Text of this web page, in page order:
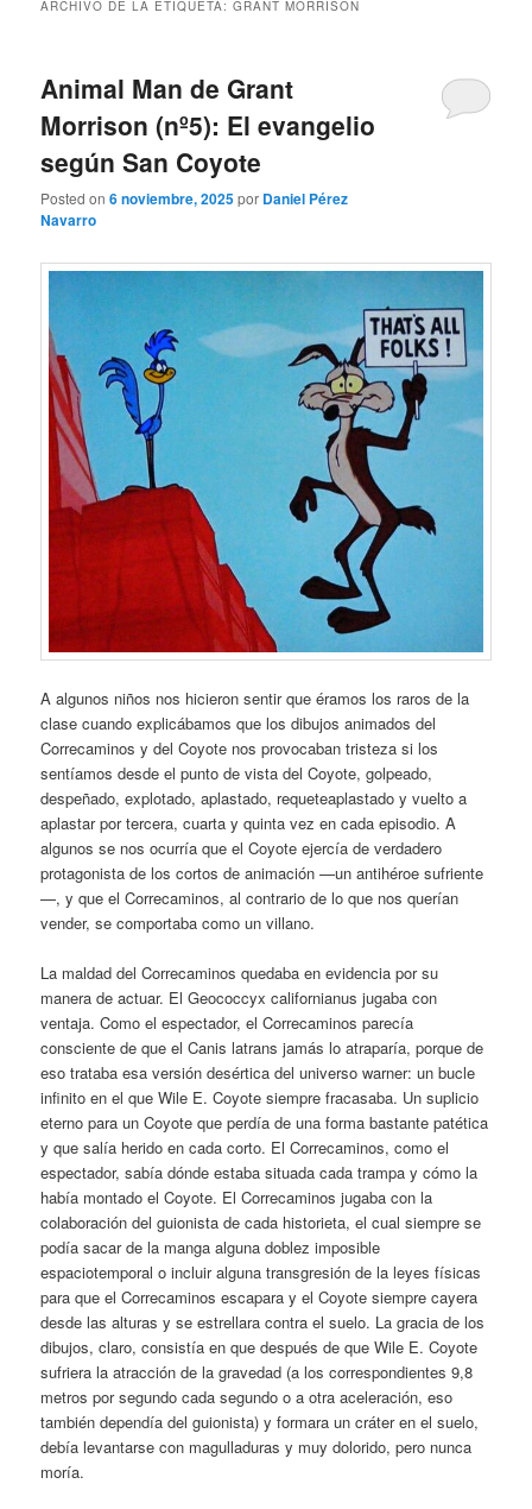
ARCHIVO DE LA ETIQUETA:GRANT MORRISON
Animal Man de Grant
Morrison (nº5): El evangelio
según San Coyote
Posted on6 noviembre, 2025por Daniel Pérez
Navarro
A algunos niños nos hicieron sentir que éramos los raros de la
clase cuando explicábamos que los dibujos animados del
Correcaminos y del Coyote nos provocaban tristeza si los
sentíamos desde el punto de vista del Coyote, golpeado,
despeñado, explotado, aplastado, requeteaplastado y vuelto a
aplastar por tercera, cuarta y quinta vez en cada episodio. A
algunos se nos ocurría que el Coyote ejercía de verdadero
protagonista de los cortos de animación —un antihéroe sufriente
—, y que el Correcaminos, al contrario de lo que nos querían
vender, se comportaba como un villano.
La maldad del Correcaminos quedaba en evidencia por su
manera de actuar. El Geococcyx californianus jugaba con
ventaja. Como el espectador, el Correcaminos parecía
consciente de que el Canis latrans jamás lo atraparía, porque de
eso trataba esa versión desértica del universo warner: un bucle
infinito en el que Wile E. Coyote siempre fracasaba. Un suplicio
eterno para un Coyote que perdía de una forma bastante patética
y que salía herido en cada corto. El Correcaminos, como el
espectador, sabía dónde estaba situada cada trampa y cómo la
había montado el Coyote. El Correcaminos jugaba con la
colaboración del guionista de cada historieta, el cual siempre se
podía sacar de la manga alguna doblez imposible
espaciotemporal o incluir alguna transgresión de la leyes físicas
para que el Correcaminos escapara y el Coyote siempre cayera
desde las alturas y se estrellara contra el suelo. La gracia de los
dibujos, claro, consistía en que después de que Wile E. Coyote
sufriera la atracción de la gravedad (a los correspondientes 9,8
metros por segundo cada segundo o a otra aceleración, eso
también dependía del guionista) y formara un cráter en el suelo,
debía levantarse con magulladuras y muy dolorido, pero nunca
moría.